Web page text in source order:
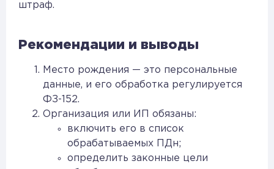
штраф.
Рекомендации и выводы
Место рождения — это персональные
данные, и его обработка регулируется
ФЗ-152.
Организация или ИП обязаны:
включить его в список
обрабатываемых ПДн;
определить законные цели